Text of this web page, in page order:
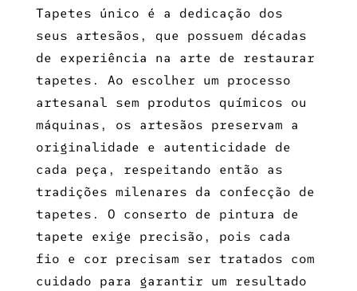
Tapetes único é a dedicação dos
seus artesãos, que possuem décadas
de experiência na arte de restaurar
tapetes. Ao escolher um processo
artesanal sem produtos químicos ou
máquinas, os artesãos preservam a
originalidade e autenticidade de
cada peça, respeitando então as
tradições milenares da confecção de
tapetes. O conserto de pintura de
tapete exige precisão, pois cada
fio e cor precisam ser tratados com
cuidado para garantir um resultado